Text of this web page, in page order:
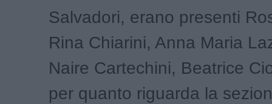
Salvadori, erano presenti
Rina Chiarini, Anna Maria
Naire Cartechini, Beatrice
per quanto riguarda la